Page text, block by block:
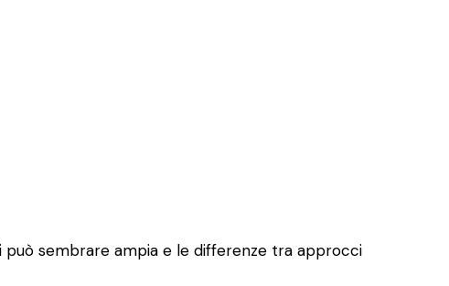
può sembrare ampia e le differenze tra approcci